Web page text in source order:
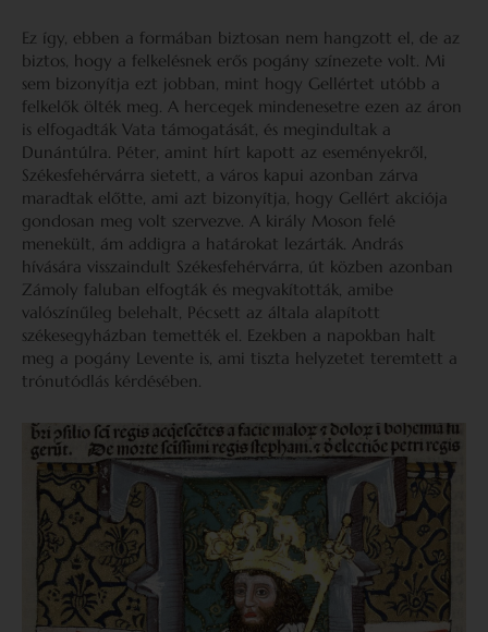
Ez így, ebben a formában biztosan nem hangzott el, de az
biztos, hogy a felkelésnek erős pogány színezete volt. Mi
sem bizonyítja ezt jobban, mint hogy Gellértet utóbb a
felkelők ölték meg. A hercegek mindenesetre ezen az áron
is elfogadták Vata támogatását, és megindultak a
Dunántúlra. Péter, amint hírt kapott az eseményekről,
Székesfehérvárra sietett, a város kapui azonban zárva
maradtak előtte, ami azt bizonyítja, hogy Gellért akciója
gondosan meg volt szervezve. A király Moson felé
menekült, ám addigra a határokat lezárták. András
hívására visszaindult Székesfehérvárra, út közben azonban
Zámoly faluban elfogták és megvakították, amibe
valószínűleg belehalt, Pécsett az általa alapított
székesegyházban temették el. Ezekben a napokban halt
meg a pogány Levente is, ami tiszta helyzetet teremtett a
trónutódlás kérdésében.